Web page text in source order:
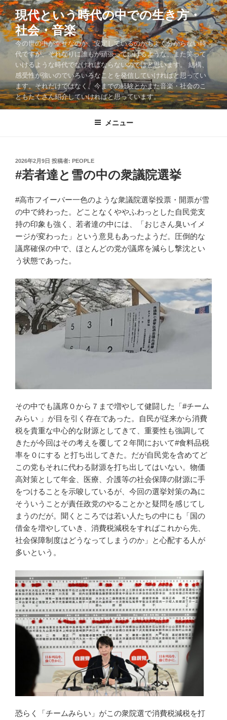
コ
ン
テ
ン
ツ
キ
ッ
現代という時代の中での生き方・
社会・音楽
今の世の中が幸せなのか、安定しているのかもよく分からない時
代ですが、それなりに誰もが頑張っていけるような、また笑って
いけるような時代でなければならないのではと思います。 結構、
感受性が強いのでいろいろなことを発信していければと思ってい
ます。それだけではなく、今までの経験とかまた音楽・社会のこ
ともたくさん紹介していければと思っています。
メニュー
投
稿
日:
2026年2月9日 投稿者: PEOPLE
#若者達と雪の中の衆議院選挙
#高市フイーバー一色のような衆議院選挙投票・開票が雪
の中で終わった。どことなくややふわっとした自民党支
持の印象も強く、若者達の中には、「おじさん臭いイメ
ージが変わった」という意見もあったようだ。圧倒的な
議席確保の中で、ほとんどの党が議席を減らし撃沈とい
う状態であった。
その中でも議席０から７まで増やして健闘した「#チーム
みらい 」が目を引く存在であった。自民が従来から消費
税を貴重な中心的な財源としてきて、重要性も強調して
きたが今回はその考えを覆して２年間において#食料品税
率を０にする と打ち出してきた。だが自民党を含めてど
この党もそれに代わる財源を打ち出してはいない。物価
高対策として年金、医療、介護等の社会保障の財源に手
をつけることを示唆しているが、今回の選挙対策の為に
そういうことが責任政党のやることかと疑問を感じてし
まうのだが。聞くところでは若い人たちの中にも「国の
借金を増やしていき、消費税減税をすればこれから先、
社会保障制度はどうなってしまうのか」と心配する人が
多いという。
恐らく「チームみらい」がこの衆院選で消費税減税を打